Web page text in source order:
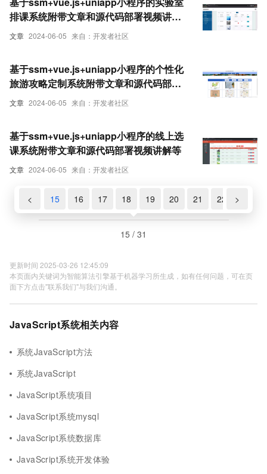
文章 2024-06-05 来自：开发者社区
排课系统附带文章和源代码部署视频讲解
等
文章 2024-06-05 来自：开发者社区
基于ssm+vue.js+uniapp小程序的个性化
旅游攻略定制系统附带文章和源代码部署
视频讲解等
文章 2024-06-05 来自：开发者社区
基于ssm+vue.js+uniapp小程序的线上选
课系统附带文章和源代码部署视频讲解等
<
14 15 16 17 18 19 20 21 22 >
15 / 31
更新时间 2025-03-26 12:45:09
本页面内关键词为智能算法引擎基于机器学习所生成，如有任何问题，可在页
面下方点击"联系我们"与我们沟通。
JavaScript系统相关内容
系统JavaScript方法
系统JavaScript
JavaScript系统项目
JavaScript系统mysql
JavaScript系统数据库
JavaScript系统开发体验